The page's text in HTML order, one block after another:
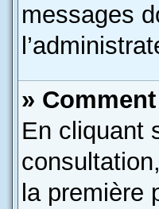
messages
»
En cliquant
la première